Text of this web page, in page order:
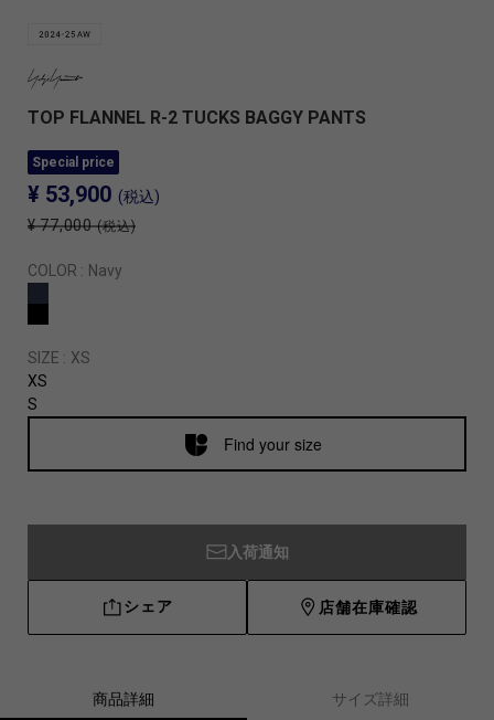
TOP FLANNEL R-2 TUCKS BAGGY PANTS
Special price
¥ 53,900 (税込)
¥ 77,000 (税込)
COLOR : Navy
SIZE : XS
XS
S
Find your size
入荷通知
シェア 店舗在庫確認
商品詳細 サイズ詳細